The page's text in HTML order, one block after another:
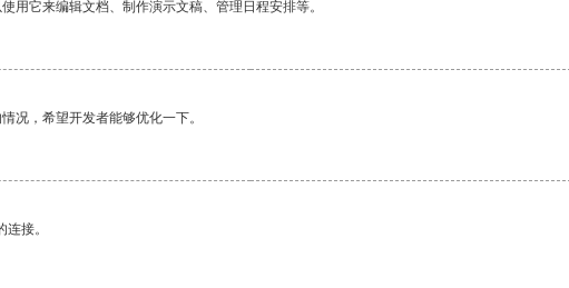
用它来编辑文档、制作演示文稿、管理日程安排等。
况，希望开发者能够优化一下。
接。